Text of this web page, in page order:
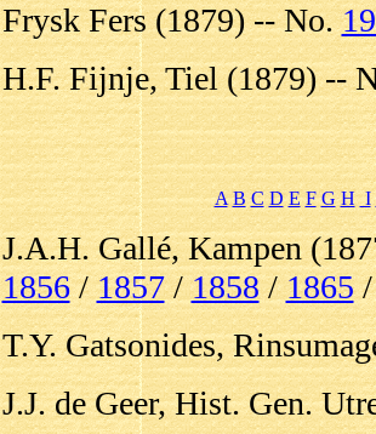
Frysk Fers (1879) -- No.
H.F. Fijnje, Tiel (1879) --
A B C D E F G H I
J.A.H. Gallé, Kampen
1856/1857/1858/1865
T.Y. Gatsonides,
J.J. de Geer, Hist. Gen.